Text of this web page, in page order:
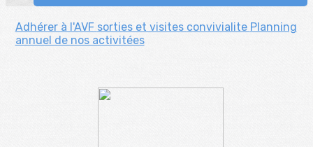
Adhérer à l'AVF sorties et visites convivialite Planning
annuel de nos activitées